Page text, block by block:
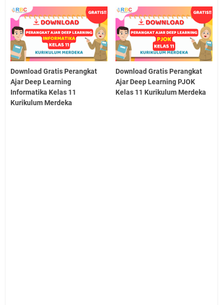
Download Gratis Perangkat
Ajar Deep Learning
Informatika Kelas 11
Kurikulum Merdeka
Download Gratis Perangkat
Ajar Deep Learning PJOK
Kelas 11 Kurikulum Merdeka